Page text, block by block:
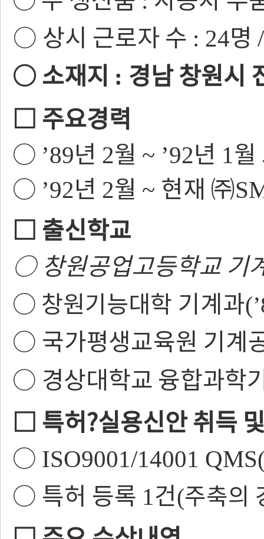
○ 상시 근로자 수 : 24명
○ 소재지 : 경남 창원시
□ 주요경력
○ ’89년 2월 ~ ’92년 1월
○ ’92년 2월 ~ 현재 ㈜
□ 출신학교
○ 창원공업고등학교 기
○ 창원기능대학 기계과(
○ 국가평생교육원 기계
○ 경상대학교 융합과학
□ 특허?실용신안 취득
○ ISO9001/14001 QMS
○ 특허 등록 1건(주축의